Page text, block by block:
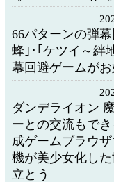
66パターンの弾
蜂｣･｢ケツイ～絆
幕回避ゲームが
ダンデライオン
ーとの交流もで
成ゲームブラウ
機が美少女化し
立とう